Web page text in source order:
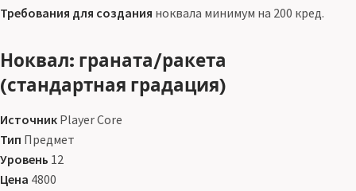
Требования для создания ноквала минимум на 200 кред.
Ноквал: граната/ракета
(стандартная градация)
Источник Player Core
Тип Предмет
Уровень 12
Цена 4800